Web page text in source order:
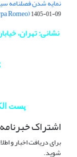
Romeo)1405-01-09
نشانی: تهران،
پست
اشتراک خبرنامه
برای دریافت اخبار و
شوید.